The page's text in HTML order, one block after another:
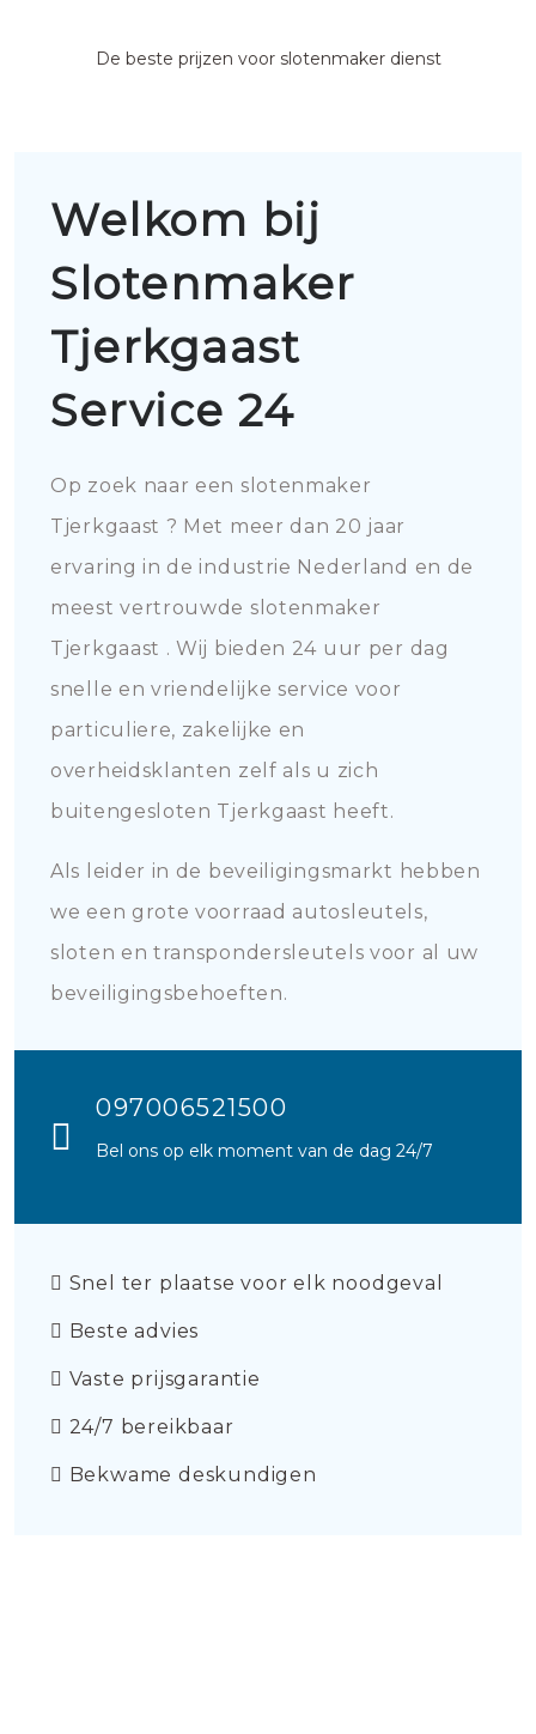
De beste prijzen voor slotenmaker dienst
Welkom bij
Slotenmaker
Tjerkgaast
Service 24
Op zoek naar een slotenmaker
Tjerkgaast ? Met meer dan 20 jaar
ervaring in de industrie Nederland en de
meest vertrouwde slotenmaker
Tjerkgaast . Wij bieden 24 uur per dag
snelle en vriendelijke service voor
particuliere, zakelijke en
overheidsklanten zelf als u zich
buitengesloten Tjerkgaast heeft.
Als leider in de beveiligingsmarkt hebben
we een grote voorraad autosleutels,
sloten en transpondersleutels voor al uw
beveiligingsbehoeften.
097006521500
Bel ons op elk moment van de dag 24/7
Snel ter plaatse voor elk noodgeval
Beste advies
Vaste prijsgarantie
24/7 bereikbaar
Bekwame deskundigen